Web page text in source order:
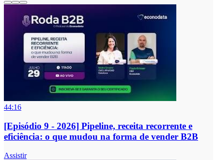
44:16
[Episódio 9 - 2026] Pipeline, receita recorrente e
eficiência: o que mudou na forma de vender B2B
Assistir